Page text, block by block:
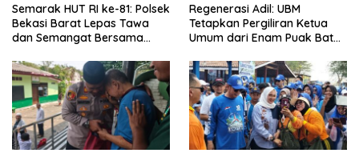
Semarak HUT RI ke-81: Polsek
Bekasi Barat Lepas Tawa
dan Semangat Bersama
Regenerasi Adil: UBM
Tetapkan Pergiliran Ketua
Umum dari Enam Puak Batak